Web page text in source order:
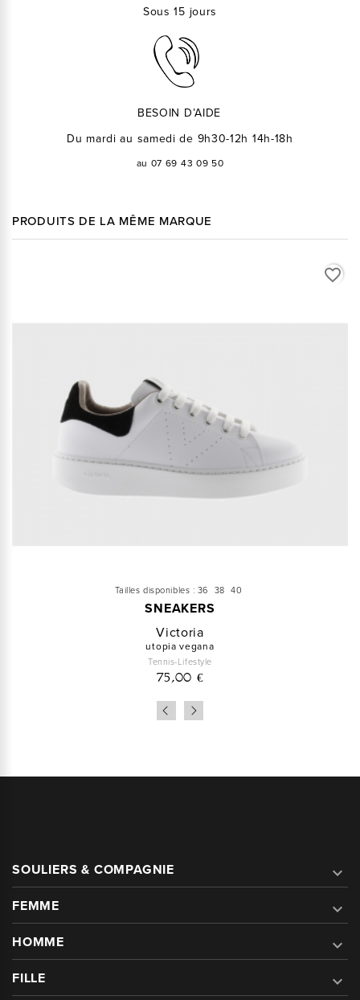
Sous 15 jours
BESOIN D’AIDE
Du mardi au samedi de 9h30-12h 14h-18h
au 07 69 43 09 50
PRODUITS DE LA MÊME MARQUE
Tailles disponibles : 36 38 40
SNEAKERS
Victoria
utopia vegana
Tennis-Lifestyle
75,00 €
favorite_border
SOULIERS & COMPAGNIE 
FEMME 
HOMME 
FILLE 